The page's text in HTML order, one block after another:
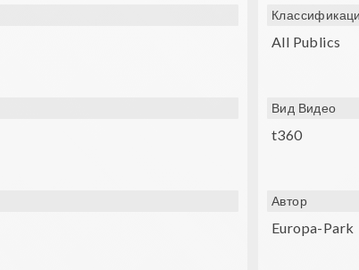
All Publics
Вид Видео
t360
Автор
Europa-Park